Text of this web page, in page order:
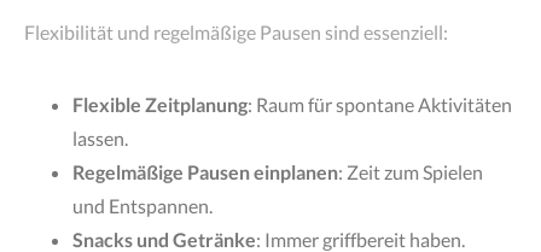
Flexibilität und regelmäßige Pausen sind essenziell:
Flexible Zeitplanung: Raum für spontane Aktivitäten
lassen.
Regelmäßige Pausen einplanen: Zeit zum Spielen
und Entspannen.
Snacks und Getränke: Immer griffbereit haben.